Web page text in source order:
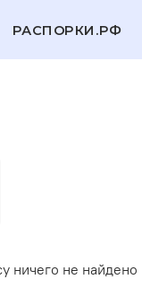
РАСПОРКИ.РФ
ничего не найдено